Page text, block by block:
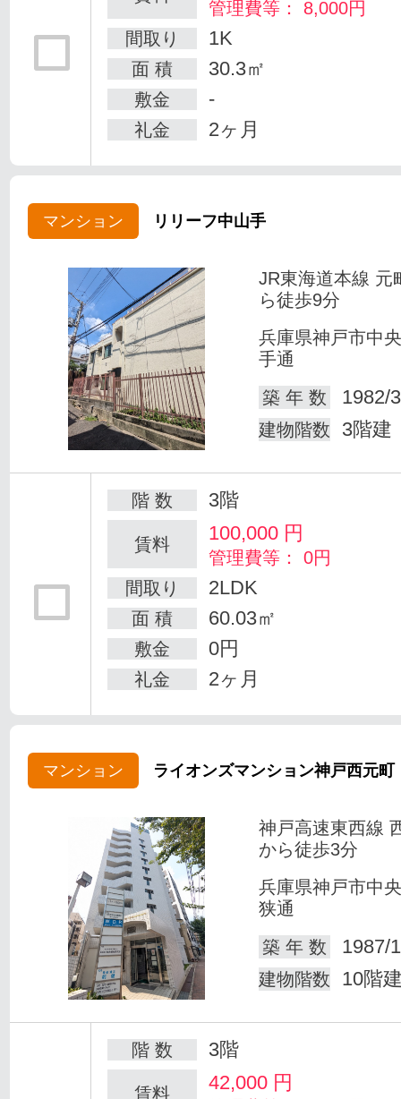
管理費等： 8,000円
間取り
1K
面 積 30.3㎡
敷金 -
礼金 2ヶ月
マンション リリーフ中山手
JR東海道本線 元
ら徒歩9分
兵庫県神戸市中
手通
築 年 数
1982/
建物階数 3階建
階 数 3階
賃料 100,000 円
管理費等： 0円
間取り
2LDK
面 積 60.03㎡
敷金 0円
礼金 2ヶ月
マンション ライオンズマンション神戸西元町
神戸高速東西線
から徒歩3分
兵庫県神戸市中
狭通
築 年 数
1987/
建物階数 10階
階 数 3階
賃料 42,000 円